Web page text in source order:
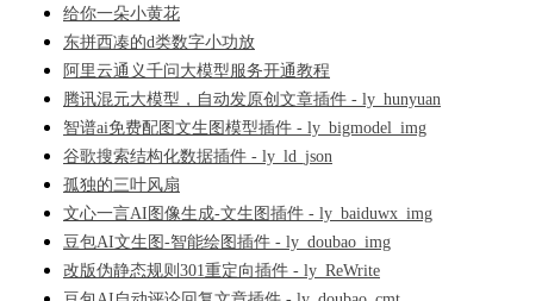
给你一朵小黄花
东拼西凑的d类数字小功放
阿里云通义千问大模型服务开通教程
腾讯混元大模型，自动发原创文章插件 - ly_hunyuan
智谱ai免费配图文生图模型插件 - ly_bigmodel_img
谷歌搜索结构化数据插件 - ly_ld_json
孤独的三叶风扇
文心一言AI图像生成-文生图插件 - ly_baiduwx_img
豆包AI文生图-智能绘图插件 - ly_doubao_img
改版伪静态规则301重定向插件 - ly_ReWrite